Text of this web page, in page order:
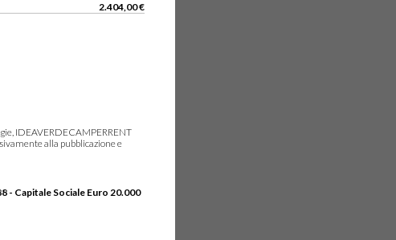
2.404,00 €
IDEAVERDECAMPERRENT
alla pubblicazione e
- Capitale Sociale Euro 20.000